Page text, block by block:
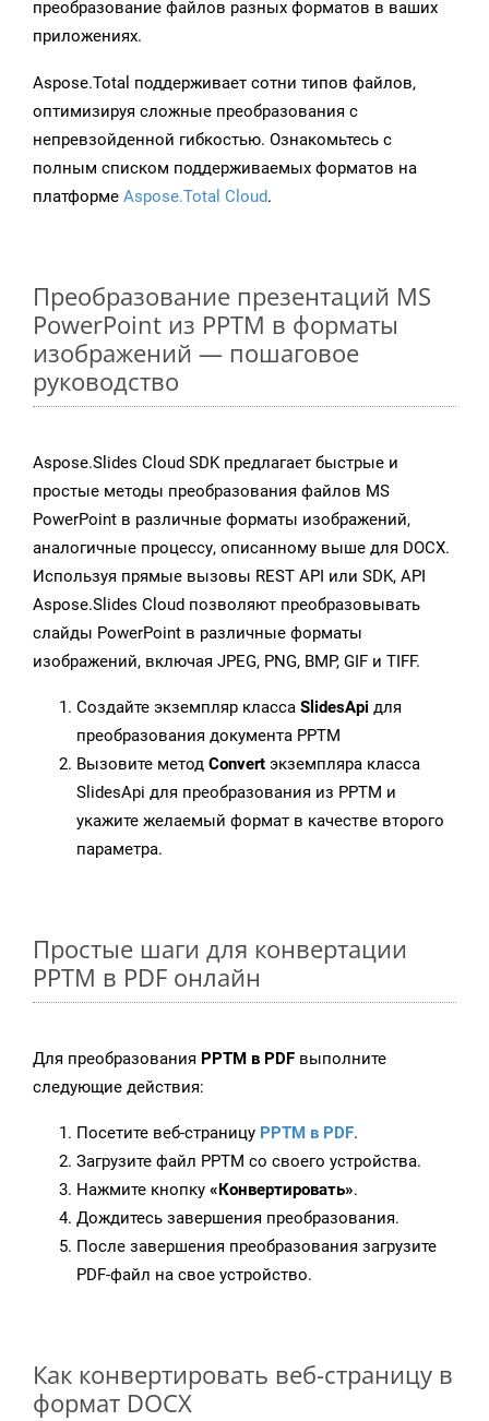
преобразование файлов разных форматов в ваших
приложениях.
Aspose.Total поддерживает сотни типов файлов,
оптимизируя сложные преобразования с
непревзойденной гибкостью. Ознакомьтесь с
полным списком поддерживаемых форматов на
платформе Aspose.Total Cloud.
Преобразование презентаций MS
PowerPoint из PPTM в форматы
изображений — пошаговое
руководство
Aspose.Slides Cloud SDK предлагает быстрые и
простые методы преобразования файлов MS
PowerPoint в различные форматы изображений,
аналогичные процессу, описанному выше для DOCX.
Используя прямые вызовы REST API или SDK, API
Aspose.Slides Cloud позволяют преобразовывать
слайды PowerPoint в различные форматы
изображений, включая JPEG, PNG, BMP, GIF и TIFF.
Создайте экземпляр класса SlidesApi для
преобразования документа PPTM
Вызовите метод Convert экземпляра класса
SlidesApi для преобразования из PPTM и
укажите желаемый формат в качестве второго
параметра.
Простые шаги для конвертации
PPTM в PDF онлайн
Для преобразования PPTM в PDF выполните
следующие действия:
Посетите веб-страницу PPTM в PDF.
Загрузите файл PPTM со своего устройства.
Нажмите кнопку «Конвертировать».
Дождитесь завершения преобразования.
После завершения преобразования загрузите
PDF-файл на свое устройство.
Как конвертировать веб-страницу в
формат DOCX